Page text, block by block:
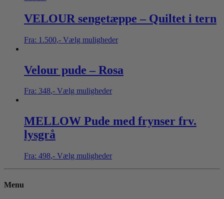
VELOUR sengetæppe – Quiltet i tern
Fra: 1.500,- Vælg muligheder
Velour pude – Rosa
Fra: 348,- Vælg muligheder
MELLOW Pude med frynser frv.
lysgrå
Fra: 498,- Vælg muligheder
Menu